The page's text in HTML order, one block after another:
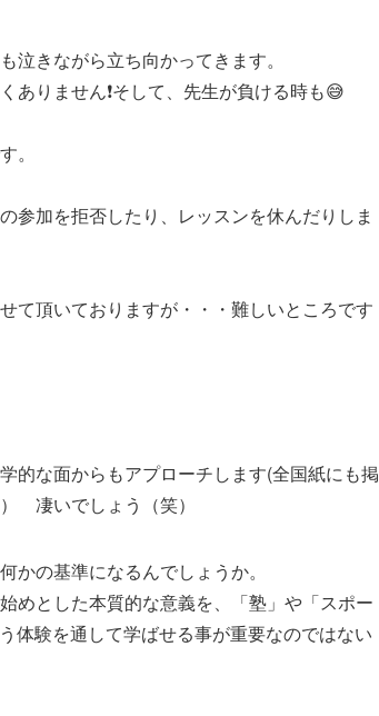
きながら立ち向かってきます。
りません❗️そして、先生が負ける時も😅
。
参加を拒否したり、レッスンを休んだりしま
て頂いておりますが・・・難しいところです
的な面からもアプローチします(全国紙にも掲
凄いでしょう（笑）
の基準になるんでしょうか。
めとした本質的な意義を、「塾」や「スポー
体験を通して学ばせる事が重要なのではない